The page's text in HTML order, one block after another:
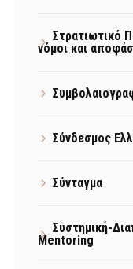
Στρατιωτικό
νόμοι και
Σύνδεσμος
Σύνταγμα
Συστημική-
Mentoring